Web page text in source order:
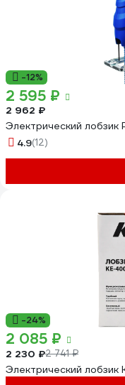
-12%
2 595 ₽
2 962 ₽
Электрический
4.9(12)
-24%
2 085 ₽
2 230 ₽2 741 ₽
Электрический